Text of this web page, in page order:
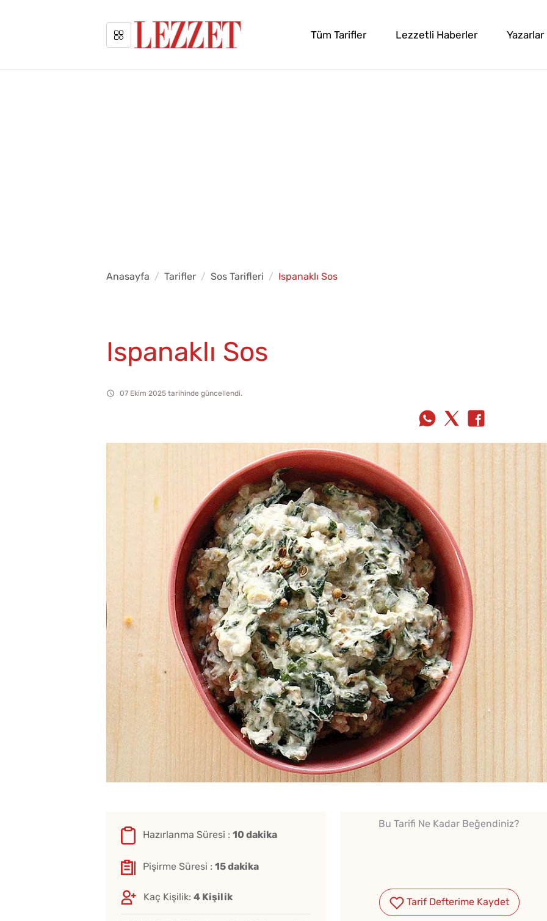
Tüm Tarifler Lezzetli Haberler Yazarlar
Anasayfa Tarifler Sos Tarifleri Ispanaklı Sos
Ispanaklı Sos
07 Ekim 2025 tarihinde güncellendi.
Hazırlanma Süresi : 10 dakika
Pişirme Süresi : 15 dakika
Kaç Kişilik: 4 Kişilik
Bu Tarifi Ne Kadar Beğendiniz?
Tarif Defterime Kaydet
Ev Yapımı Kuru Tarhana